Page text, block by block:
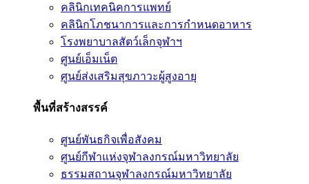
คลินิกเทคนิคการแพทย์
คลินิกโภชนาการและการกำหนดอาหาร
โรงพยาบาลสัตว์เล็กจุฬาฯ
ศูนย์เอ็มเน็ต
ศูนย์ส่งเสริมสุขภาวะผู้สูงอายุ
พื้นที่สร้างสรรค์
ศูนย์พันธกิจเพื่อสังคม
ศูนย์กีฬาแห่งจุฬาลงกรณ์มหาวิทยาลัย
ธรรมสถานจุฬาลงกรณ์มหาวิทยาลัย